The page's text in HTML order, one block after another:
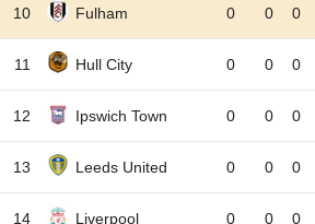
10 Fulham 0 0 0
11 Hull City 0 0 0
12 Ipswich Town 0 0 0
13 Leeds United 0 0 0
14 Liverpool 0 0 0